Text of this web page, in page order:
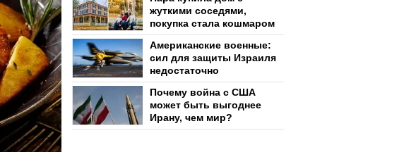
жуткими соседями,
покупка стала кошмаром
Американские военные:
сил для защиты Израиля
недостаточно
Почему война с США
может быть выгоднее
Ирану, чем мир?